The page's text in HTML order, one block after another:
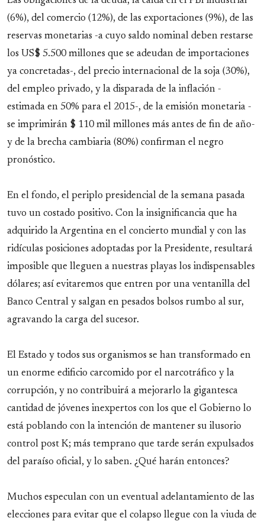
(6%), del comercio (12%), de las exportaciones (9%), de las
reservas monetarias -a cuyo saldo nominal deben restarse
los US$ 5.500 millones que se adeudan de importaciones
ya concretadas-, del precio internacional de la soja (30%),
del empleo privado, y la disparada de la inflación -
estimada en 50% para el 2015-, de la emisión monetaria -
se imprimirán $ 110 mil millones más antes de fin de año-
y de la brecha cambiaria (80%) confirman el negro
pronóstico.
En el fondo, el periplo presidencial de la semana pasada
tuvo un costado positivo. Con la insignificancia que ha
adquirido la Argentina en el concierto mundial y con las
ridículas posiciones adoptadas por la Presidente, resultará
imposible que lleguen a nuestras playas los indispensables
dólares; así evitaremos que entren por una ventanilla del
Banco Central y salgan en pesados bolsos rumbo al sur,
agravando la carga del sucesor.
El Estado y todos sus organismos se han transformado en
un enorme edificio carcomido por el narcotráfico y la
corrupción, y no contribuirá a mejorarlo la gigantesca
cantidad de jóvenes inexpertos con los que el Gobierno lo
está poblando con la intención de mantener su ilusorio
control post K; más temprano que tarde serán expulsados
del paraíso oficial, y lo saben. ¿Qué harán entonces?
Muchos especulan con un eventual adelantamiento de las
elecciones para evitar que el colapso llegue con la viuda de